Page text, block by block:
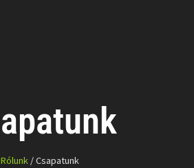
Rólunk / Csapatunk